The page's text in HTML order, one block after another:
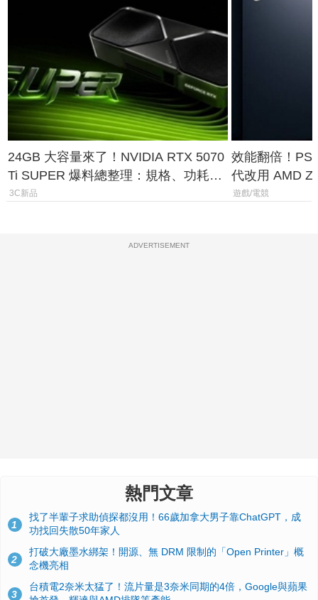
24GB 大容量來了！NVIDIA RTX 5070
Ti SUPER 爆料總整理：規格、功耗、
上市時間
3C新品
效能翻倍！
代改用 AMD
120fps 與全光
遊戲/電競
ADVERTISEMENT
熱門文章
1
找了半輩子求助偵探都沒用！66歲加拿大男子靠ChatGPT，成
功找回失散50年家人
2
打破大廠墨水綁架！開源、無 DRM 限制的「Open Printer」概
念機亮相
3
台積電2奈米太猛了！流片量是3奈米同期的4倍，Google與蘋果